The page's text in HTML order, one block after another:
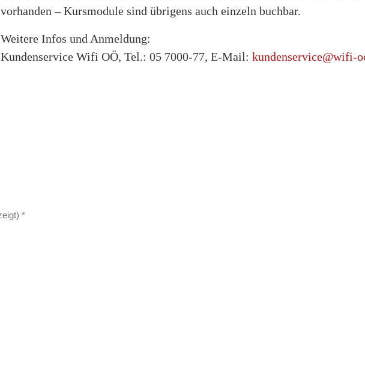
vorhanden – Kursmodule sind übrigens auch einzeln buchbar.
Weitere Infos und Anmeldung:
Kundenservice Wifi OÖ, Tel.: 05 7000-77, E-Mail: kundenservice@wifi-